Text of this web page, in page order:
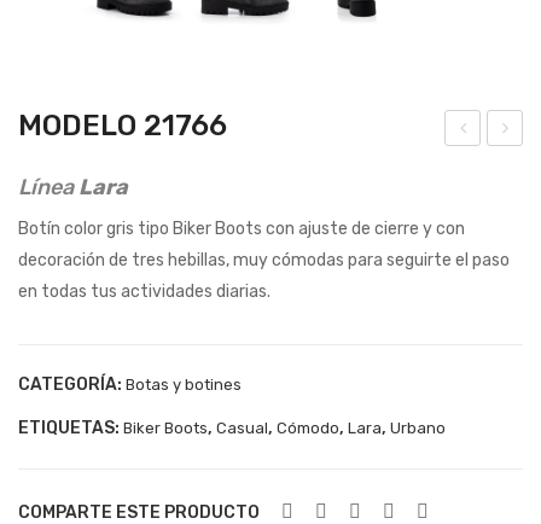
217
65
67
MODELO 21766
Línea Lara
Botín color gris tipo Biker Boots con ajuste de cierre y con
decoración de tres hebillas, muy cómodas para seguirte el paso
en todas tus actividades diarias.
CATEGORÍA: Botas y botines
ETIQUETAS: Biker Boots, Casual, Cómodo, Lara, Urbano
COMPARTE ESTE PRODUCTO